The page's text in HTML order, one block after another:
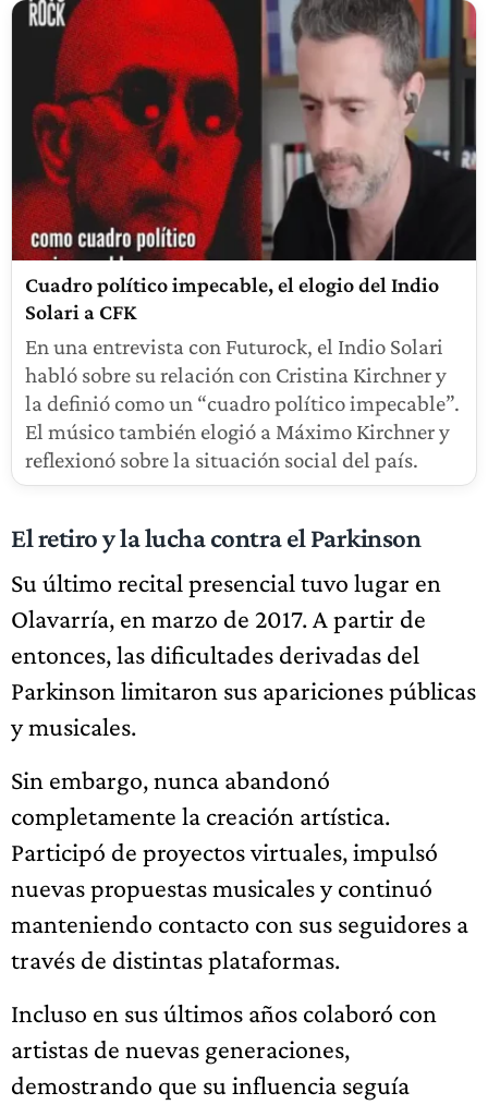
Cuadro político impecable, el elogio del Indio
Solari a CFK
En una entrevista con Futurock, el Indio Solari
habló sobre su relación con Cristina Kirchner y
la definió como un “cuadro político impecable”.
El músico también elogió a Máximo Kirchner y
reflexionó sobre la situación social del país.
El retiro y la lucha contra el Parkinson
Su último recital presencial tuvo lugar en
Olavarría, en marzo de 2017. A partir de
entonces, las dificultades derivadas del
Parkinson limitaron sus apariciones públicas
y musicales.
Sin embargo, nunca abandonó
completamente la creación artística.
Participó de proyectos virtuales, impulsó
nuevas propuestas musicales y continuó
manteniendo contacto con sus seguidores a
través de distintas plataformas.
Incluso en sus últimos años colaboró con
artistas de nuevas generaciones,
demostrando que su influencia seguía